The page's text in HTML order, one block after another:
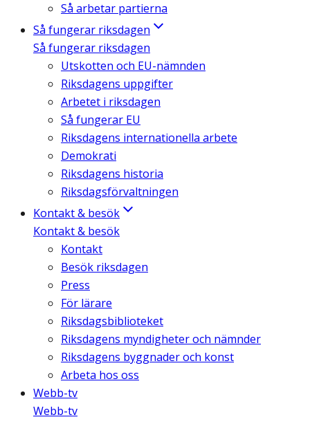
Så arbetar partierna
Så fungerar riksdagen
Så fungerar riksdagen
Utskotten och EU-nämnden
Riksdagens uppgifter
Arbetet i riksdagen
Så fungerar EU
Riksdagens internationella arbete
Demokrati
Riksdagens historia
Riksdagsförvaltningen
Kontakt & besök
Kontakt & besök
Kontakt
Besök riksdagen
Press
För lärare
Riksdagsbiblioteket
Riksdagens myndigheter och nämnder
Riksdagens byggnader och konst
Arbeta hos oss
Webb-tv
Webb-tv